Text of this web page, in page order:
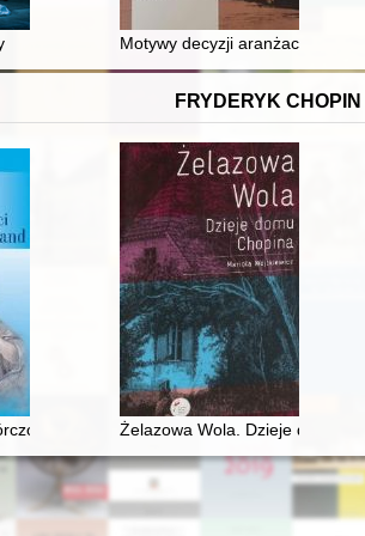
Motywy decyzji aranżacyjnych
FRYDERYK CHOPIN
George SandŻelazowa Wola. Dzieje domu